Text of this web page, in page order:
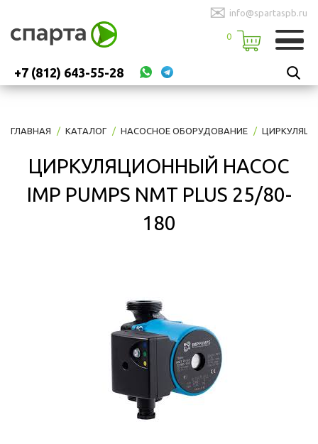
✉ info@spartaspb.ru
0
+7 (812) 643-55-28
ГЛАВНАЯ КАТАЛОГ НАСОСНОЕ ОБОРУДОВАНИЕ
ЦИРКУЛЯЦИОННЫЙ НАСОС
IMP PUMPS NMT PLUS 25/80-
180